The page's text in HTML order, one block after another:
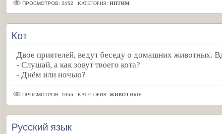
ПРОСМОТРОВ: 2452 КАТЕГОРИЯ: ИНТИМ
Кот
Двое приятелей, ведут беседу о домашних животных.
- Слушай, а как зовут твоего кота?
- Днём или ночью?
ПРОСМОТРОВ: 1066 КАТЕГОРИЯ: ЖИВОТНЫЕ
Русский язык